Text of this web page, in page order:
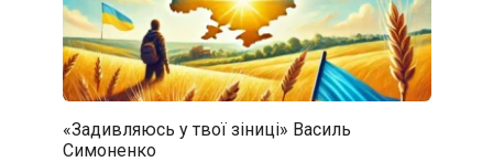
«Задивляюсь у твої зіниці» Василь
Симоненко